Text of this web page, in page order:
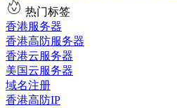
热门标签
香港服务器
香港高防服务器
香港云服务器
美国云服务器
域名注册
香港高防IP